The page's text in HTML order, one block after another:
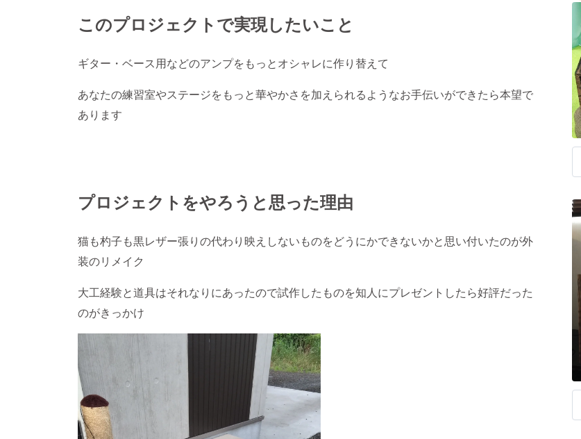
このプロジェクトで実現したいこと
ギター・ベース用などのアンプをもっとオシャレに作り替えて
あなたの練習室やステージをもっと華やかさを加えられるようなお手伝いができたら本望で
あります
プロジェクトをやろうと思った理由
猫も杓子も黒レザー張りの代わり映えしないものをどうにかできないかと思い付いたのが外
装のリメイク
大工経験と道具はそれなりにあったので試作したものを知人にプレゼントしたら好評だった
のがきっかけ